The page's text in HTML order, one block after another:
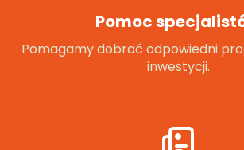
Pomoc
Pomagamy dobrać odpowiedni
inwestycji.